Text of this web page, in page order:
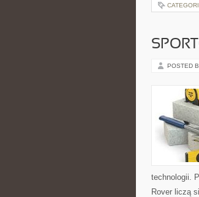
POSTED
technologii.
Rover liczą